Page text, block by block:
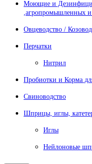
Моющие и
,агропромышленных
Овцеводство /
Перчатки
Нитрил
Пробиотки и Корма
Свиноводство
Шприцы, иглы,
Иглы
Нейлоновые